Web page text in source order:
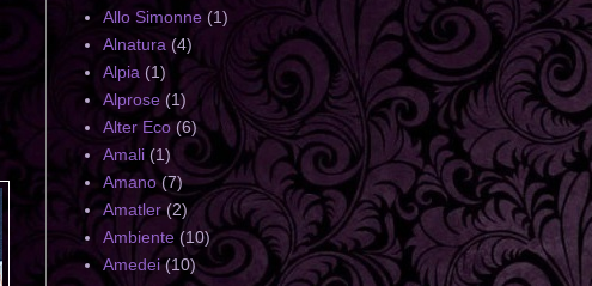
Allo Simonne (1)
Alnatura (4)
Alpia (1)
Alprose (1)
Alter Eco (6)
Amali (1)
Amano (7)
Amatler (2)
Ambiente (10)
Amedei (10)